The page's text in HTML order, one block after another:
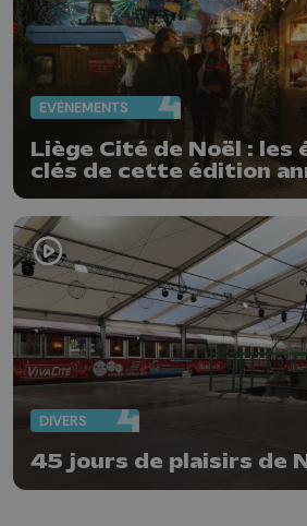
EVÈNEMENTS
Liège Cité de Noël : les
clés de cette édition
DIVERS
45 jours de plaisirs de